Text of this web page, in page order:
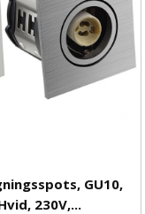
GU10,
230V,...